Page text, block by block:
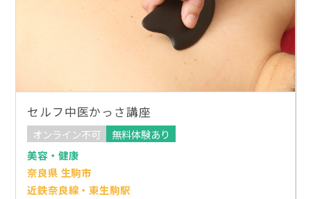
セルフ中医かっさ講座
オンライン不可
無料体験あり
美容・健康
奈良県 生駒市
近鉄奈良線・東生駒駅